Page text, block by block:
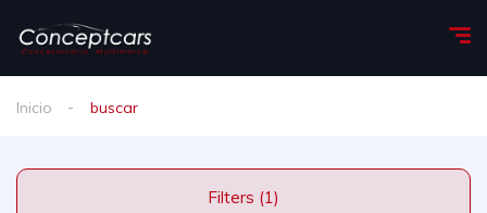
Inicio buscar
Filters (1)